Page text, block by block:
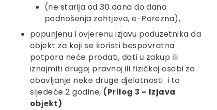
(ne starija od 30 dana do dana
podnošenja zahtjeva, e-Porezna),
popunjenu i ovjerenu izjavu poduzetnika da
objekt za koji se koristi bespovratna
potpora neće prodati, dati u zakup ili
iznajmiti drugoj pravnoj ili fizičkoj osobi za
obavljanje neke druge djelatnosti i to
sljedeće 2 godine, (Prilog 3 – Izjava
objekt)